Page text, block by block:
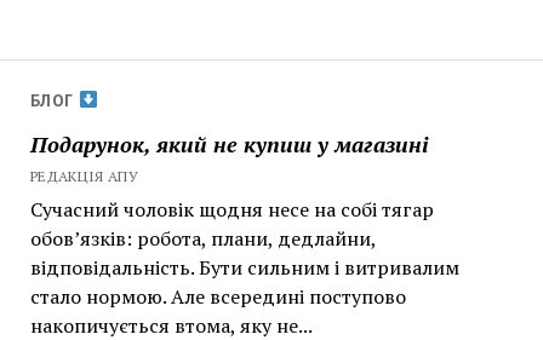
БЛОГ
Подарунок, який не купиш у магазині
РЕДАКЦІЯ АПУ
Сучасний чоловік щодня несе на собі тягар
обов’язків: робота, плани, дедлайни,
відповідальність. Бути сильним і витривалим
стало нормою. Але всередині поступово
накопичується втома, яку не...